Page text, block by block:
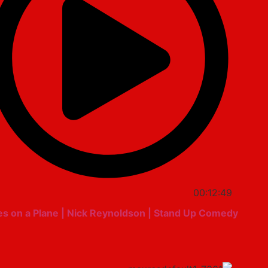
00:12:49
on a Plane | Nick Reynoldson | Stand Up Comedy